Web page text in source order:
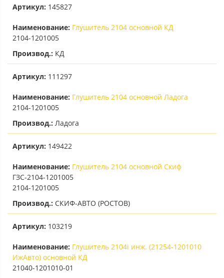
Артикул: 145827
Наименование: Глушитель 2104 основной КД
2104-1201005
Производ.: КД
Артикул: 111297
Наименование: Глушитель 2104 основной Ладога
2104-1201005
Производ.: Ладога
Артикул: 149422
Наименование: Глушитель 2104 основной Скиф
ГЗС-2104-1201005
2104-1201005
Производ.: СКИФ-АВТО (РОСТОВ)
Артикул: 103219
Наименование: Глушитель 2104i инж. (21254-1201010
ИжАвто) основной КД
21040-1201010-01